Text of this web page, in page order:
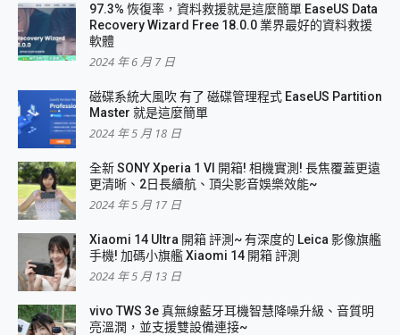
97.3% 恢復率，資料救援就是這麼簡單 EaseUS Data
Recovery Wizard Free 18.0.0 業界最好的資料救援
軟體
2024 年 6 月 7 日
磁碟系統大風吹 有了 磁碟管理程式 EaseUS Partition
Master 就是這麼簡單
2024 年 5 月 18 日
全新 SONY Xperia 1 VI 開箱! 相機實測! 長焦覆蓋更遠
更清晰、2日長續航、頂尖影音娛樂效能~
2024 年 5 月 17 日
Xiaomi 14 Ultra 開箱 評測~ 有深度的 Leica 影像旗艦
手機! 加碼小旗艦 Xiaomi 14 開箱 評測
2024 年 5 月 13 日
vivo TWS 3e 真無線藍牙耳機智慧降噪升級、音質明
亮溫潤，並支援雙設備連接~